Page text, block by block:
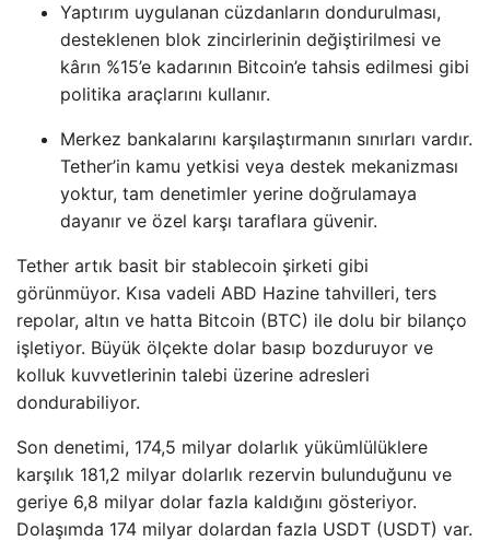
Yaptırım uygulanan cüzdanların dondurulması,
desteklenen blok zincirlerinin değiştirilmesi ve
kârın %15’e kadarının Bitcoin’e tahsis edilmesi gibi
politika araçlarını kullanır.
Merkez bankalarını karşılaştırmanın sınırları vardır.
Tether’in kamu yetkisi veya destek mekanizması
yoktur, tam denetimler yerine doğrulamaya
dayanır ve özel karşı taraflara güvenir.
Tether artık basit bir stablecoin şirketi gibi
görünmüyor. Kısa vadeli ABD Hazine tahvilleri, ters
repolar, altın ve hatta Bitcoin (BTC) ile dolu bir bilanço
işletiyor. Büyük ölçekte dolar basıp bozduruyor ve
kolluk kuvvetlerinin talebi üzerine adresleri
dondurabiliyor.
Son denetimi, 174,5 milyar dolarlık yükümlülüklere
karşılık 181,2 milyar dolarlık rezervin bulunduğunu ve
geriye 6,8 milyar dolar fazla kaldığını gösteriyor.
Dolaşımda 174 milyar dolardan fazla USDT (USDT) var.